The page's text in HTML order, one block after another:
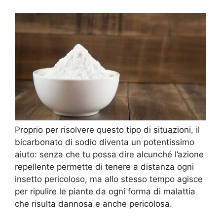
Proprio per risolvere questo tipo di situazioni, il
bicarbonato di sodio diventa un potentissimo
aiuto: senza che tu possa dire alcunché l’azione
repellente permette di tenere a distanza ogni
insetto pericoloso, ma allo stesso tempo agisce
per ripulire le piante da ogni forma di malattia
che risulta dannosa e anche pericolosa.